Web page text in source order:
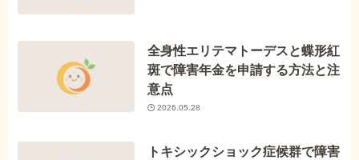
全身性エリテマトーデスと蝶形紅
斑で障害年金を申請する方法と注
意点
2026.05.28
トキシックショック症候群で障害